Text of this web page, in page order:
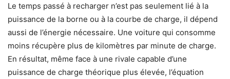
Le temps passé à recharger n’est pas seulement lié à la
puissance de la borne ou à la courbe de charge, il dépend
aussi de l’énergie nécessaire. Une voiture qui consomme
moins récupère plus de kilomètres par minute de charge.
En résultat, même face à une rivale capable d’une
puissance de charge théorique plus élevée, l’équation